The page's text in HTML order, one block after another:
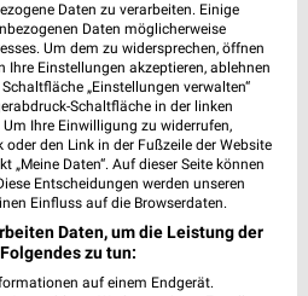
10,8 km
Angebote ab 08.08.
Gültig bis Fr. 14.08.
EDEKA
Daten zu verarbeiten. Einige
Daten möglicherweise
Um dem zu widersprechen, öffnen
Ihre Einstellungen akzeptieren, ablehnen
„Einstellungen verwalten“
Schaltfläche in der linken
Ihre Einwilligung zu widerrufen,
den Link in der Fußzeile der Website
„Meine Daten“. Auf dieser Seite können
Entscheidungen werden unseren
Einfluss auf die Browserdaten.
Daten, um die Leistung der
zu tun:
auf einem Endgerät.